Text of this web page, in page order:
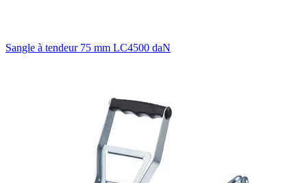
Sangle à tendeur 75 mm LC4500 daN